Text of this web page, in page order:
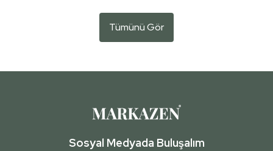
Tümünü Gör
Sosyal Medyada Buluşalım